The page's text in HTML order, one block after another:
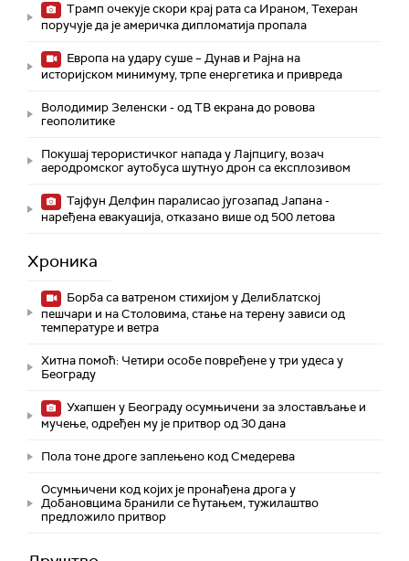
Трамп очекује скори крај рата са Ираном, Техеран
поручује да је америчка дипломатија пропала
Европа на удару суше – Дунав и Рајна на
историјском минимуму, трпе енергетика и привреда
Володимир Зеленски - од ТВ екрана до ровова
геополитике
Покушај терористичког напада у Лајпцигу, возач
аеродромског аутобуса шутнуо дрон са експлозивом
Тајфун Делфин паралисао југозапад Јапана -
наређена евакуација, отказано више од 500 летова
Хроника
Борба са ватреном стихијом у Делиблатској
пешчари и на Столовима, стање на терену зависи од
температуре и ветра
Хитна помоћ: Четири особе повређене у три удеса у
Београду
Ухапшен у Београду осумњичени за злостављање и
мучење, одређен му је притвор од 30 дана
Пола тоне дроге заплењено код Смедерева
Осумњичени код којих је пронађена дрога у
Добановцима бранили се ћутањем, тужилаштво
предложило притвор